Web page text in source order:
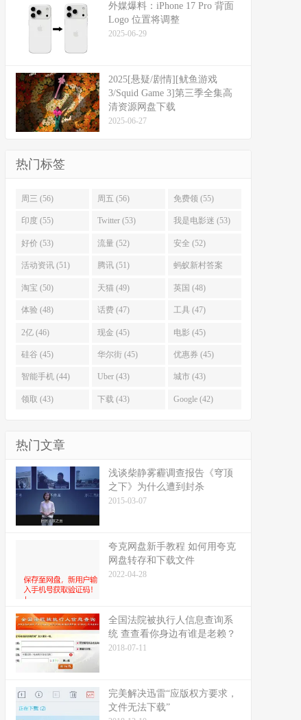
外媒爆料：​​iPhone 17 Pro 背面
Logo 位置将调整​​
2025-06-29
2025[悬疑/剧情][鱿鱼游戏
3/Squid Game 3]第三季全集高
清资源网盘下载
2025-06-27
热门标签
周三 (56) 周五 (56) 免费领 (55)
印度 (55) Twitter (53) 我是电影迷 (53)
好价 (53) 流量 (52) 安全 (52)
活动资讯 (51) 腾讯 (51) 蚂蚁新村答案
(51)
淘宝 (50) 天猫 (49) 英国 (48)
体验 (48) 话费 (47) 工具 (47)
2亿 (46) 现金 (45) 电影 (45)
硅谷 (45) 华尔街 (45) 优惠券 (45)
智能手机 (44) Uber (43) 城市 (43)
领取 (43) 下载 (43) Google (42)
热门文章
浅谈柴静雾霾调查报告《穹顶
之下》为什么遭到封杀
2015-03-07
夸克网盘新手教程 如何用夸克
网盘转存和下载文件
2022-04-28
全国法院被执行人信息查询系
统 查查看你身边有谁是老赖？
2018-07-11
完美解决迅雷“应版权方要求，
文件无法下载”